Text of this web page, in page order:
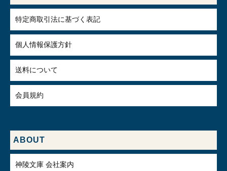
特定商取引法に基づく表記
個人情報保護方針
送料について
会員規約
ABOUT
神陵文庫 会社案内